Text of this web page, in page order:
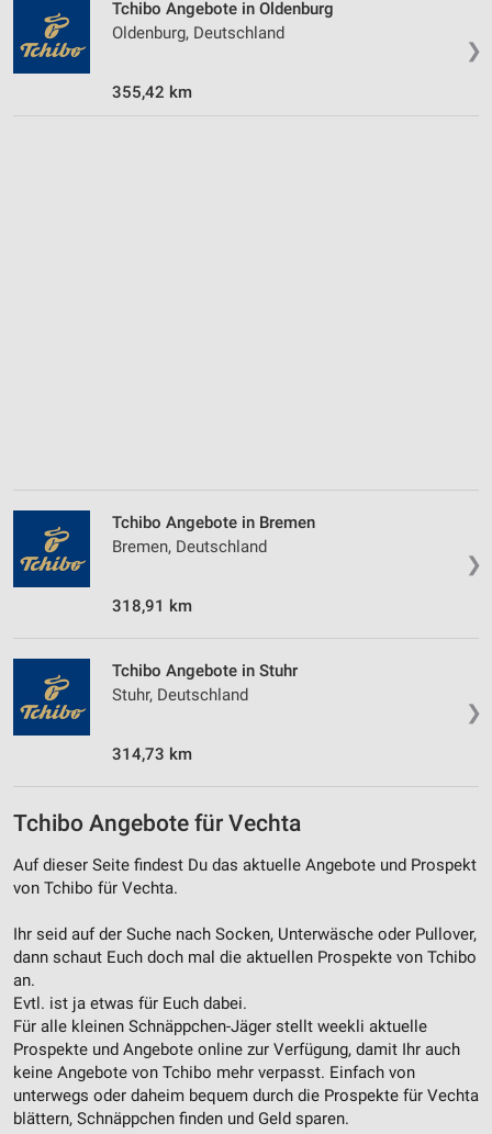
❯
Tchibo Angebote in Oldenburg
Oldenburg, Deutschland
355,42 km
❯
Tchibo Angebote in Bremen
Bremen, Deutschland
318,91 km
❯
Tchibo Angebote in Stuhr
Stuhr, Deutschland
314,73 km
Tchibo Angebote für Vechta
Auf dieser Seite findest Du das aktuelle Angebote und Prospekt
von Tchibo für Vechta.
Ihr seid auf der Suche nach Socken, Unterwäsche oder Pullover,
dann schaut Euch doch mal die aktuellen Prospekte von Tchibo
an.
Evtl. ist ja etwas für Euch dabei.
Für alle kleinen Schnäppchen-Jäger stellt weekli aktuelle
Prospekte und Angebote online zur Verfügung, damit Ihr auch
keine Angebote von Tchibo mehr verpasst. Einfach von
unterwegs oder daheim bequem durch die Prospekte für Vechta
blättern, Schnäppchen finden und Geld sparen.